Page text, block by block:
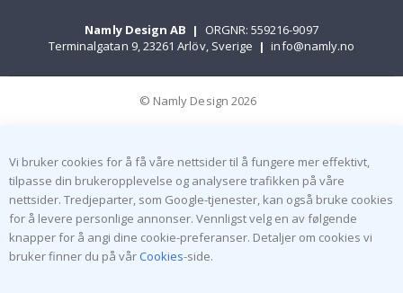
Namly Design AB |
ORGNR: 559216-9097
Terminalgatan 9, 23261 Arlöv, Sverige | info@namly.no
© Namly Design 2026
Vi bruker cookies for å få våre nettsider til å fungere mer effektivt,
tilpasse din brukeropplevelse og analysere trafikken på våre
nettsider. Tredjeparter, som Google-tjenester, kan også bruke cookies
for å levere personlige annonser. Vennligst velg en av følgende
knapper for å angi dine cookie-preferanser. Detaljer om cookies vi
bruker finner du på vår Cookies-side.